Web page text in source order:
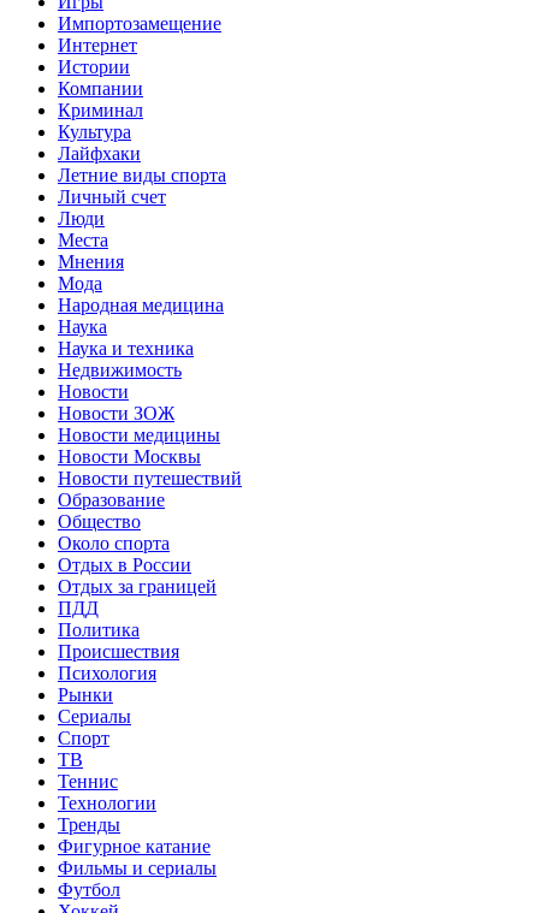
Импортозамещение
Интернет
Истории
Компании
Криминал
Культура
Лайфхаки
Летние виды спорта
Личный счет
Люди
Места
Мнения
Мода
Народная медицина
Наука
Наука и техника
Недвижимость
Новости
Новости ЗОЖ
Новости медицины
Новости Москвы
Новости путешествий
Образование
Общество
Около спорта
Отдых в России
Отдых за границей
ПДД
Политика
Происшествия
Психология
Рынки
Сериалы
Спорт
ТВ
Теннис
Технологии
Тренды
Фигурное катание
Фильмы и сериалы
Футбол